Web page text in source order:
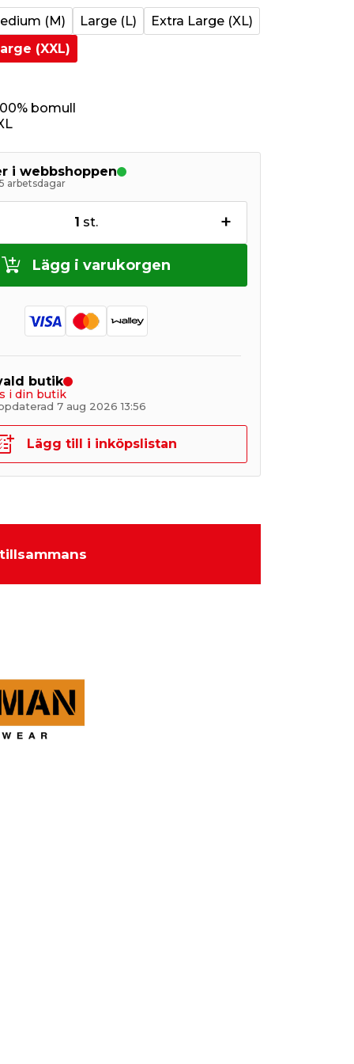
(M) Large (L)
Extra Large (XL)
(XXL)
bomull
i webbshoppen
arbetsdagar
1 st. +
Lägg i varukorgen
butik
i din butik
7 aug 2026 13:56
Lägg till i inköpslistan